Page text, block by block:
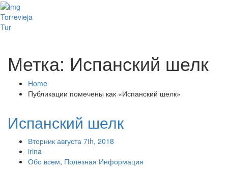
Torrevieja
Tur
Метка: Испанский шелк
Home
Публикации помечены как «Испанский шелк»
Испанский шелк
Вторник августа 7th, 2018
irina
Обо всем, Полезная Информация